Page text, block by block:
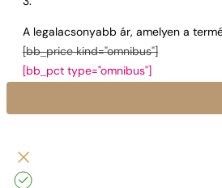
A legalacsonyabb ár, amelyen a
[bb_price kind="omnibus"]
[bb_pct type="omnibus"]